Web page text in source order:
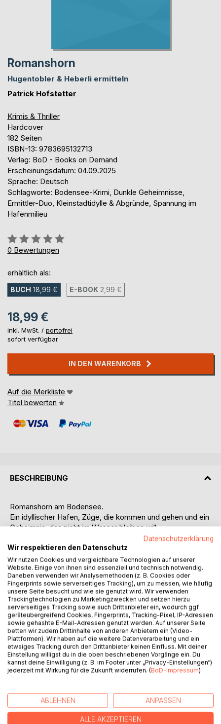
Romanshorn
Hugentobler & Heberli ermitteln
Patrick Hofstetter
Krimis & Thriller
Hardcover
182 Seiten
ISBN-13: 9783695132713
Verlag: BoD - Books on Demand
Erscheinungsdatum: 04.09.2025
Sprache: Deutsch
Schlagworte: Bodensee-Krimi, Dunkle Geheimnisse,
Ermittler-Duo, Kleinstadtidylle & Abgründe, Spannung im
Hafenmilieu
Bewertung::
0%
0 Bewertungen
erhältlich als:
BUCH 18,99 € E-BOOK 2,99 €
18,99 €
inkl. MwSt. / portofrei
sofort verfügbar
IN DEN WARENKORB
Auf die Merkliste
Titel bewerten
BESCHREIBUNG
Romanshorn am Bodensee.
Ein idyllischer Hafen, Züge, die kommen und gehen und ein
Geheimnis, das nicht im Wasser bleiben will.
Als der Fischer Hansjörg Koller eine Leiche zwischen
seinen Netzen entdeckt, gerät die kleine Stadt aus dem
Gleichgewicht. Kommissar Jakob Hugentobler, müde und
desillusioniert nach Jahrzehnten im Dienst, soll den Fall
aufklären. An seiner Seite: Clara Heberli, jung, idealistisch
und überzeugt davon, dass Menschen mehr sind als ihre
Fehler.
Doch hinter den Fassaden von Romanshorn lauern Lügen,
Schulden und alte Rechnungen. Jeder schweigt und doch
hat jeder etwas zu erzählen. Zwischen Pflegeheim,
Hafenkneipe und verborgenen Transporten spinnt sich ein
Netz, das immer enger wird.
Je tiefer Hugentobler und Clara graben, desto deutlicher
zeigt sich: Dies war kein Unfall. Und die Wahrheit könnte
beide mehr kosten, als sie bereit sind zu geben.
Datenschutzerklärung
Wir respektieren den Datenschutz
Wir nutzen Cookies und vergleichbare Technologien auf unserer
Website. Einige von ihnen sind essenziell und technisch notwendig.
Daneben verwenden wir Analysemethoden (z. B. Cookies oder
Fingerprints sowie serverseitiges Tracking), um zu messen, wie häufig
unsere Seite besucht und wie sie genutzt wird. Wir verwenden
Trackingtechnologien zu Marketingzwecken und setzen hierzu
serverseitiges Tracking sowie auch Drittanbieter ein, wodurch ggf.
geräteübergreifend Cookies, Fingerprints, Tracking-Pixel, IP-Adressen
sowie gehashte E-Mail-Adressen genutzt werden. Auf unserer Seite
betten wir zudem Drittinhalte von anderen Anbietern ein (Video-
Plattformen). Wir haben auf die weitere Datenverarbeitung und ein
etwaiges Tracking durch den Drittanbieter keinen Einfluss. Mit deiner
Einstellung willigst du in die oben beschriebenen Vorgänge ein. Du
kannst deine Einwilligung (z. B. im Footer unter „Privacy-Einstellungen“)
jederzeit mit Wirkung für die Zukunft widerrufen. (BoD-Impressum)
ABLEHNEN ANPASSEN
ALLE AKZEPTIEREN